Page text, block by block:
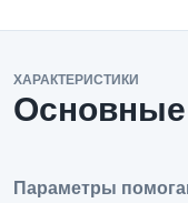
ХАРАКТЕРИСТИКИ
Параметры